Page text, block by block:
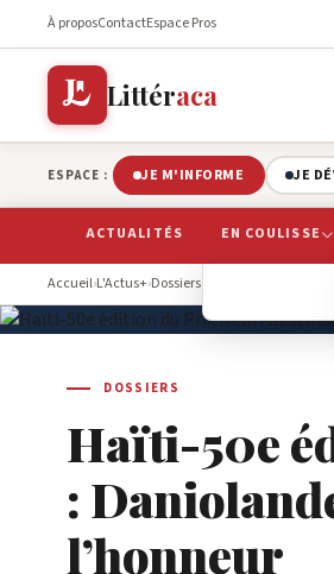
À proposContactEspace Pros
Littéraca
ESPACE : JE M'INFORME JE
ACTUALITÉS EN COULISSE
Accueil›L'Actus+›Dossiers
DOSSIERS
Haïti-50e
:
l’honneur